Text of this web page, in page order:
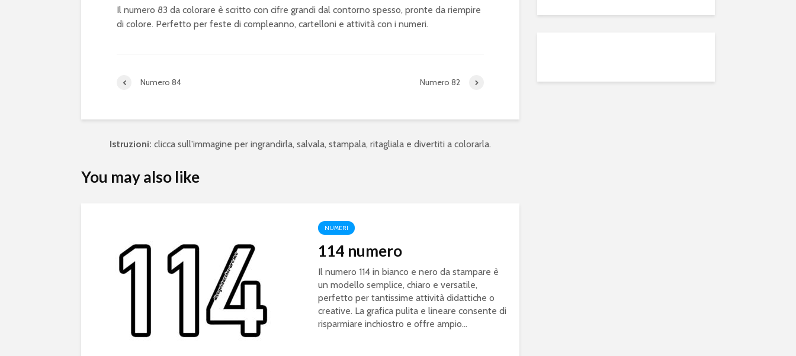
Il numero 83 da colorare è scritto con cifre grandi dal contorno spesso, pronte da riempire
di colore. Perfetto per feste di compleanno, cartelloni e attività con i numeri.
Numero 84 Numero 82
Istruzioni: clicca sull'immagine per ingrandirla, salvala, stampala, ritagliala e divertiti a colorarla.
You may also like
NUMERI
114 numero
Il numero 114 in bianco e nero da stampare è
un modello semplice, chiaro e versatile,
perfetto per tantissime attività didattiche o
creative. La grafica pulita e lineare consente di
risparmiare inchiostro e offre ampio...